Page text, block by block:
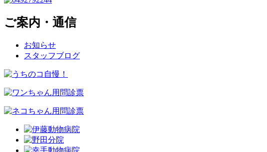
ご案内・通信
お知らせ
スタッフブログ